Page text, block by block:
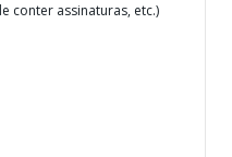
conter assinaturas, etc.)